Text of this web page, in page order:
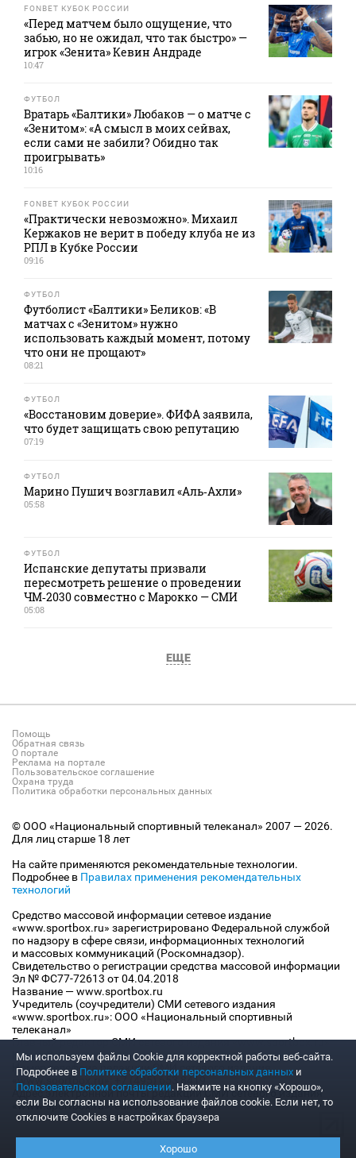
FONBET КУБОК РОССИИ
«Перед матчем было ощущение, что
забью, но не ожидал, что так быстро» —
игрок «Зенита» Кевин Андраде
10:47
ФУТБОЛ
Вратарь «Балтики» Любаков — о матче с
«Зенитом»: «А смысл в моих сейвах,
если сами не забили? Обидно так
проигрывать»
10:16
FONBET КУБОК РОССИИ
«Практически невозможно». Михаил
Кержаков не верит в победу клуба не из
РПЛ в Кубке России
09:16
ФУТБОЛ
Футболист «Балтики» Беликов: «В
матчах с «Зенитом» нужно
использовать каждый момент, потому
что они не прощают»
08:21
ФУТБОЛ
«Восстановим доверие». ФИФА заявила,
что будет защищать свою репутацию
07:19
ФУТБОЛ
Марино Пушич возглавил «Аль‑Ахли»
05:58
ФУТБОЛ
Испанские депутаты призвали
пересмотреть решение о проведении
ЧМ‑2030 совместно с Марокко — СМИ
05:08
ЕЩЕ
Помощь
Обратная связь
О портале
Реклама на портале
Пользовательское соглашение
Охрана труда
Политика обработки персональных данных
© ООО «Национальный спортивный телеканал» 2007 — 2026.
Для лиц старше 18 лет
На сайте применяются рекомендательные технологии.
Подробнее в Правилах применения рекомендательных
технологий
Средство массовой информации сетевое издание
«www.sportbox.ru» зарегистрировано Федеральной службой
по надзору в сфере связи, информационных технологий
и массовых коммуникаций (Роскомнадзор).
Свидетельство о регистрации средства массовой информации
Эл № ФС77-72613 от 04.04.2018
Название — www.sportbox.ru
Учредитель (соучредители) СМИ сетевого издания
«www.sportbox.ru»: ООО «Национальный спортивный
телеканал»
Главный редактор СМИ сетевого издания «www.sportbox.ru»:
Конов В.А.
Номер телефона редакции СМИ сетевого издания
«www.sportbox.ru»: +7 (495) 653 8419
Адрес электронной почты редакции СМИ сетевого издания
«www.sportbox.ru»: editor@sportbox.ru
Мы используем файлы Сookie для корректной работы веб-сайта.
Подробнее в Политике обработки персональных данных и
Пользовательском соглашении. Нажмите на кнопку «Хорошо»,
если Вы согласны на использование файлов cookie. Если нет, то
отключите Cookies в настройках браузера
Хорошо